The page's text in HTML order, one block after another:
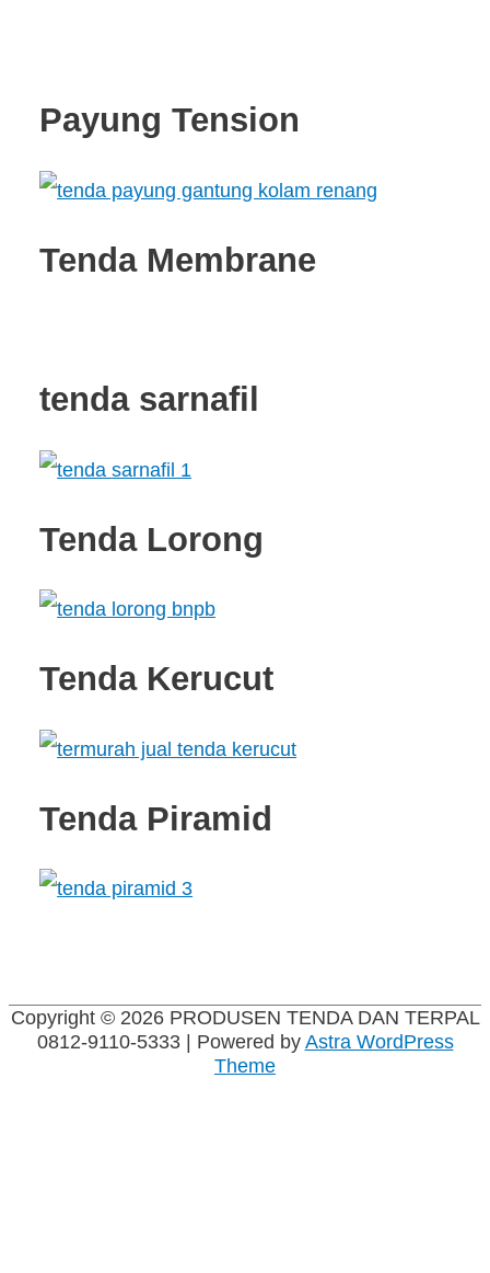
Payung Tension
Tenda Membrane
tenda sarnafil
Tenda Lorong
Tenda Kerucut
Tenda Piramid
Copyright © 2026 PRODUSEN TENDA DAN TERPAL
0812-9110-5333| Powered byAstra WordPress
Theme